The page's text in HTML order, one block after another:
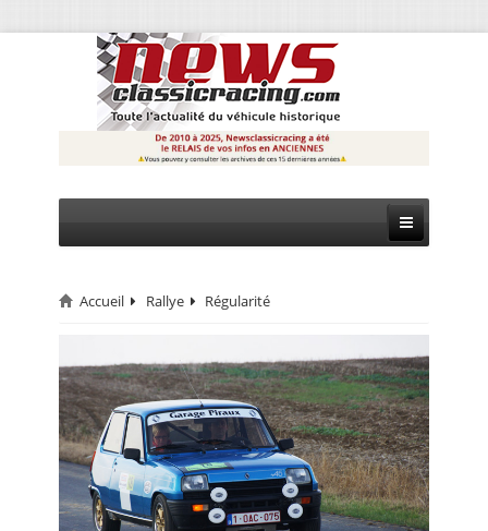
CIRCUIT
RALLYE
MONTAGNE
EVÈNEMENTS
CALENDRIER
Accueil Rallye Régularité